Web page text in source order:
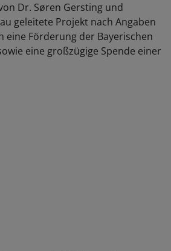
Dr. Søren Gersting und
geleitete Projekt nach Angaben
eine Förderung der Bayerischen
eine großzügige Spende einer